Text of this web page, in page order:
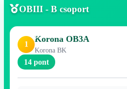
OBIII - B csoport
1
Korona OB3A
Korona BK
14 pont